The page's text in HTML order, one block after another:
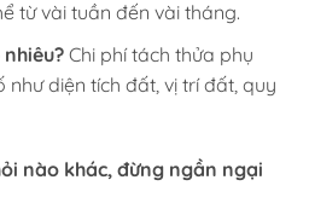
từ vài tuần đến vài tháng.
Chi phí tách thửa phụ
như diện tích đất, vị trí đất, quy
nào khác, đừng ngần ngại